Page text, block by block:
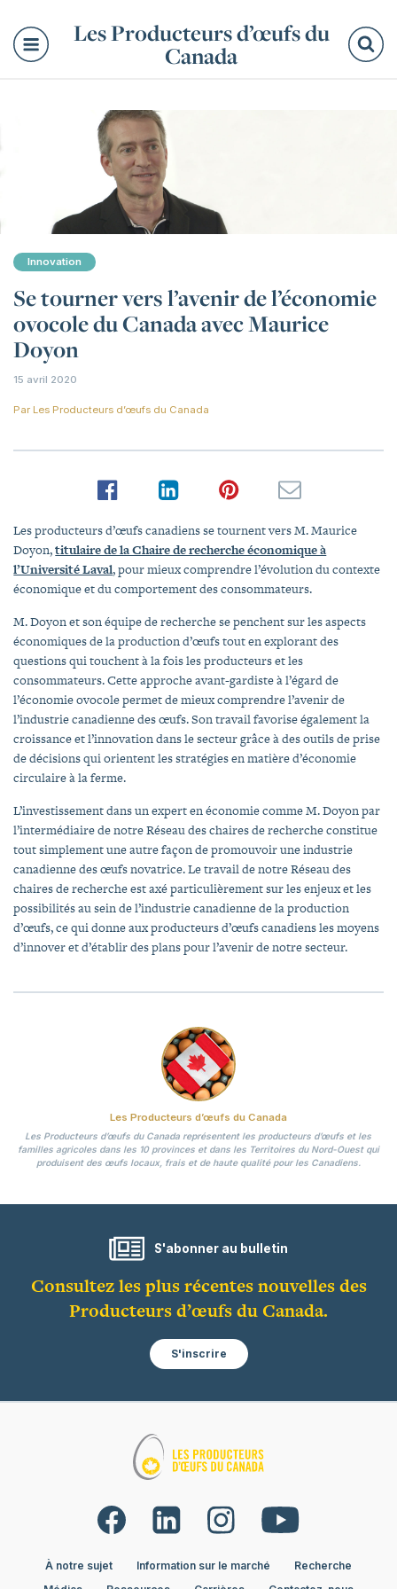
Les Producteurs d’œufs du
Canada
Innovation
Se tourner vers l’avenir de l’économie
ovocole du Canada avec Maurice
Doyon
15 avril 2020
Par Les Producteurs d’œufs du Canada
Les producteurs d’œufs canadiens se tournent vers M. Maurice
Doyon,titulaire de la Chaire de recherche économique à
l’Université Laval, pour mieux comprendre l’évolution du contexte
économique et du comportement des consommateurs.
M. Doyon et son équipe de recherche se penchent sur les aspects
économiques de la production d’œufs tout en explorant des
questions qui touchent à la fois les producteurs et les
consommateurs. Cette approche avant-gardiste à l’égard de
l’économie ovocole permet de mieux comprendre l’avenir de
l’industrie canadienne des œufs. Son travail favorise également la
croissance et l’innovation dans le secteur grâce à des outils de prise
de décisions qui orientent les stratégies en matière d’économie
circulaire à la ferme.
L’investissement dans un expert en économie comme M. Doyon par
l’intermédiaire de notre Réseau des chaires de recherche constitue
tout simplement une autre façon de promouvoir une industrie
canadienne des œufs novatrice. Le travail de notre Réseau des
chaires de recherche est axé particulièrement sur les enjeux et les
possibilités au sein de l’industrie canadienne de la production
d’œufs, ce qui donne aux producteurs d’œufs canadiens les moyens
d’innover et d’établir des plans pour l’avenir de notre secteur.
Les Producteurs d’œufs du Canada
Les Producteurs d’œufs du Canada représentent les producteurs d’œufs et les
familles agricoles dans les 10 provinces et dans les Territoires du Nord-Ouest qui
produisent des œufs locaux, frais et de haute qualité pour les Canadiens.
S'abonner au bulletin
Consultez les plus récentes nouvelles des
Producteurs d’œufs du Canada.
S'inscrire
À notre sujet Information sur le marché
Recherche